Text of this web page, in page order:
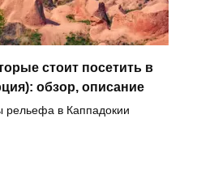
стоит посетить в
обзор, описание
в Каппадокии